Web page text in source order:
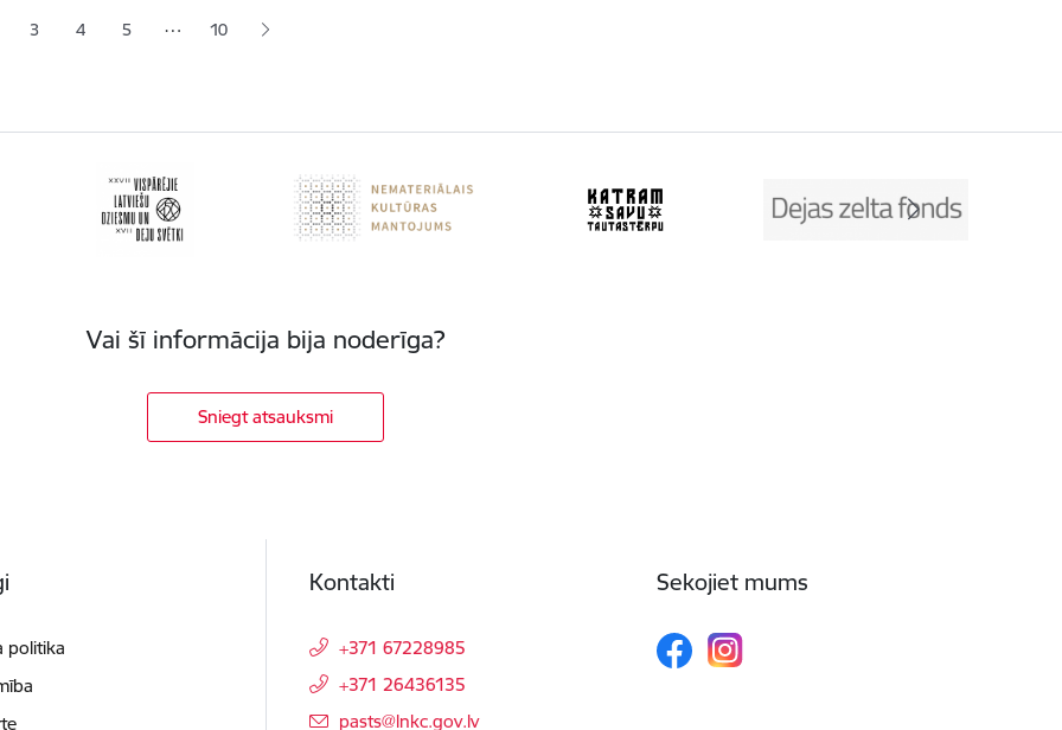
lapaLapa
3 Lapa
4 Lapa
5 … 10
Vai šī informācija bija noderīga?
Sniegt atsauksmi
politika
Kontakti
+371 67228985
+371 26436135
E-pasts:
pasts@lnkc.gov.lv
Sekojiet mums